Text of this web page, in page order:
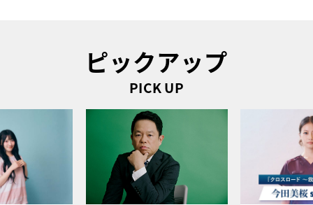
ピックアップ
PICK UP